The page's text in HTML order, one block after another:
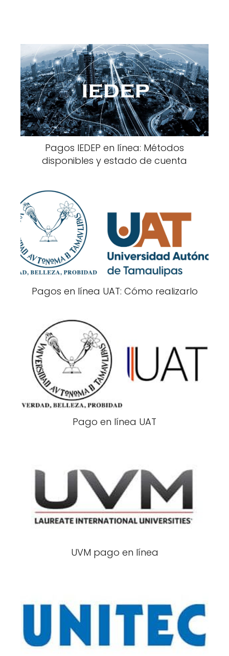
Pagos IEDEP en línea: Métodos
disponibles y estado de cuenta
Pagos en línea UAT: Cómo realizarlo
Pago en línea UAT
UVM pago en línea